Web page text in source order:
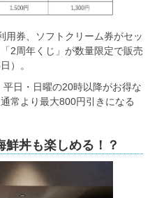
用券、ソフトクリーム券がセッ
2周年くじ」が数量限定で販売
）。
日・日曜の20時以降がお得な
常より最大800円引きになる
鮮丼も楽しめる！？